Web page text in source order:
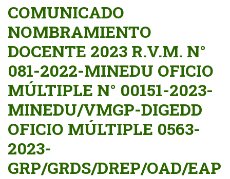
COMUNICADO
NOMBRAMIENTO
DOCENTE 2023 R.V.M. N°
081-2022-MINEDU OFICIO
MÚLTIPLE N° 00151-2023-
MINEDU/VMGP-DIGEDD
OFICIO MÚLTIPLE 0563-
2023-
GRP/GRDS/DREP/OAD/EAP